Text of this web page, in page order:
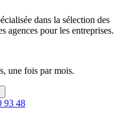
dans la sélection des
agences pour les entreprises.
une fois par mois.
93 48